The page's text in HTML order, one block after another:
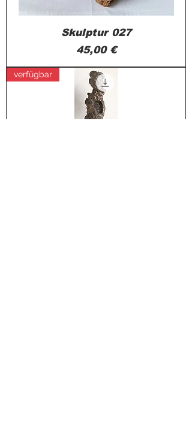
Skulptur 027
Preis
45,00 €
verfügbar